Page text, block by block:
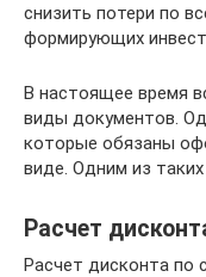
снизить потери по
формирующих
В настоящее время
виды документов.
которые обязаны
виде. Одним из таких
Расчет
Расчет дисконта по